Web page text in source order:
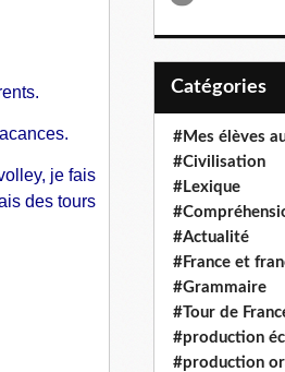
je fais
des tours
Catégories
#Mes élèves
#Civilisation
#Lexique
#Actualité
#France et
#Grammaire
#Tour de
#production
#production